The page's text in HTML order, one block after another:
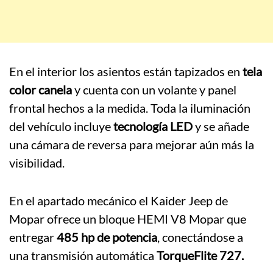
En el interior los asientos están tapizados en tela
color canelay cuenta con un volante y panel
frontal hechos a la medida. Toda la iluminación
del vehículo incluyetecnología LEDy se añade
una cámara de reversa para mejorar aún más la
visibilidad.
En el apartado mecánico el Kaider Jeep de
Mopar ofrece un bloque HEMI V8 Mopar que
entregar485 hp de potencia , conectándose a
una transmisión automática TorqueFlite 727.